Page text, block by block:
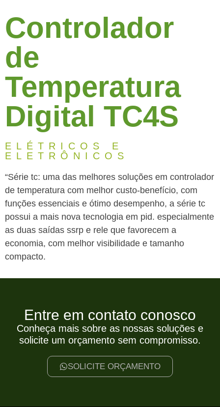
Controlador
de
Temperatura
Digital TC4S
ELÉTRICOS E
ELETRÔNICOS
“Série tc: uma das melhores soluções em controlador
de temperatura com melhor custo-benefício, com
funções essenciais e ótimo desempenho, a série tc
possui a mais nova tecnologia em pid. especialmente
as duas saídas ssrp e rele que favorecem a
economia, com melhor visibilidade e tamanho
compacto.
Entre em contato conosco
Conheça mais sobre as nossas soluções e
solicite um orçamento sem compromisso.
SOLICITE ORÇAMENTO